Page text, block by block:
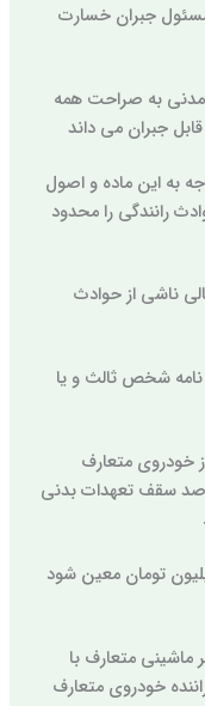
جبران خسارت
مسئولیت مدنی به صراحت همه
جبران می داند
بی توجه به این ماده و اصول
رانندگی را محدود
مالی ناشی از حوادث
نامه شخص ثالث و یا
از خودروی متعارف
سقف تعهدات بدنی
سقف تعهدات بدنی در سال ۳۶۰ میلیون تومان معین شود
متعارف با
خودروی متعارف